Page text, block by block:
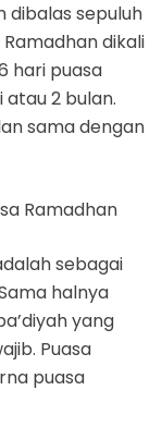
dibalas sepuluh
dikali
hari puasa
atau 2 bulan.
sama dengan
Ramadhan
sebagai
halnya
yang
Puasa
puasa